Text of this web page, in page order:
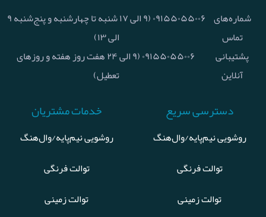
شماره‌های
تماس
۰۹۱۵۵۰۵۵۰۰۶ (۹ الی ۱۷ شنبه تا چهارشنبه و پنج‌شنبه ۹
الی ۱۳)
پشتیبانی
آنلاین
۰۹۱۵۵۰۵۵۰۰۶ (۹ الی ۲۴ هفت روز هفته و روزهای
تعطیل)
دسترسی سریع
روشویی نیم‌پایه/وال‌هنگ
توالت فرنگی
توالت زمینی
خدمات مشتریان
روشویی نیم‌پایه/وال‌هنگ
توالت فرنگی
توالت زمینی